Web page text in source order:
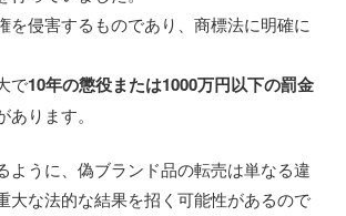
を侵害するものであり、商標法に明確に
で10年の懲役または1000万円以下の罰金
ります。
ように、偽ブランド品の転売は単なる違
大な法的な結果を招く可能性があるので